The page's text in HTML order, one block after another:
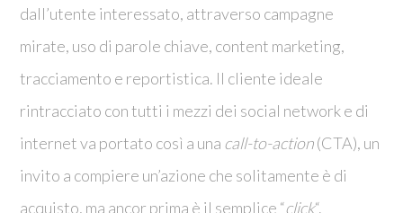
dall’utente interessato, attraverso campagne
mirate, uso di parole chiave, content marketing,
tracciamento e reportistica. Il cliente ideale
rintracciato con tutti i mezzi dei social network e di
internet va portato così a una call-to-action(CTA), un
invito a compiere un’azione che solitamente è di
acquisto, ma ancor prima è il semplice “click“.